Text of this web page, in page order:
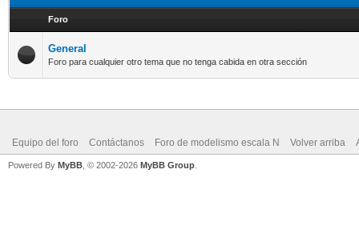
Foro
General
Foro para cualquier otro tema que no tenga cabida en otra sección
Equipo del foro Contáctanos Foro de modelismo escala N Volver arriba
Powered By MyBB , © 2002-2026 MyBB Group